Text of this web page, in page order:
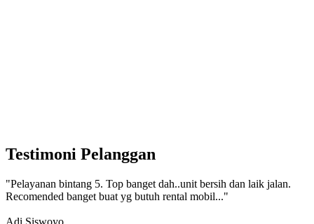
Testimoni Pelanggan
"Pelayanan bintang 5. Top banget dah..unit bersih dan laik jalan.
Recomended banget buat yg butuh rental mobil..."
Adi Siswoyo